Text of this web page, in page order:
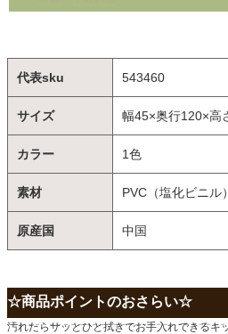
代表sku 543460
サイズ 幅45×奥行120×高
カラー 1色
素材 PVC（塩化ビニル）
原産国 中国
☆商品ポイントのおさらい☆
汚れたらサッとひと拭きでお手入れできるキ